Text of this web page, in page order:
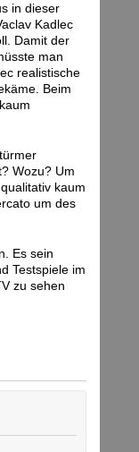
in dieser
Kadlec
Damit der
man
realistische
Beim
Wozu? Um
kaum
um des
Es sein
Testspiele im
zu sehen